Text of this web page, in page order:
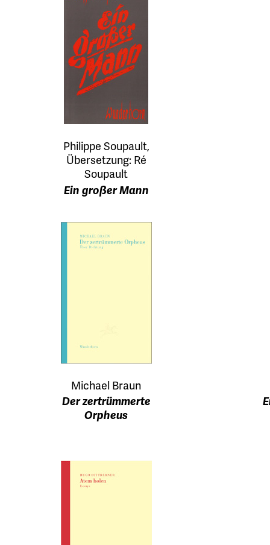
Philippe Soupault,
Übersetzung: Ré
Soupault
Ein großer Mann
Michael Braun
Der zertrümmerte
Orpheus